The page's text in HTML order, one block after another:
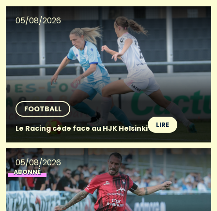
05/08/2026
FOOTBALL
Le Racing cède face au HJK Helsinki
LIRE
05/08/2026
ABONNÉ